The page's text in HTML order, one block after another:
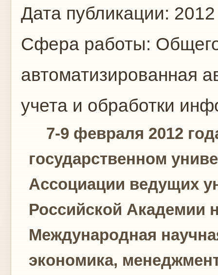
Дата публикации: 2012
Сфера работы:
автоматизированная
учета и обработки
7-9 февраля 2012
государственном
Ассоциации ведущих
Российской Академии
Международная
экономика,